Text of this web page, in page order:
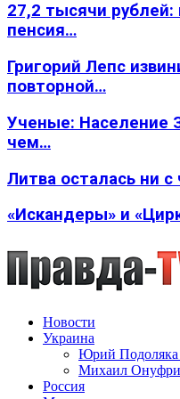
27,2 тысячи рублей:
пенсия…
Григорий Лепс
повторной…
Ученые: Население
чем…
Литва осталась ни
«Искандеры» и
Новости
Украина
Юрий
Михаил
Россия